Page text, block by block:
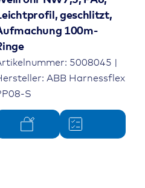
geschlitzt,
100m-
5008045 |
ABB Harnessflex
S